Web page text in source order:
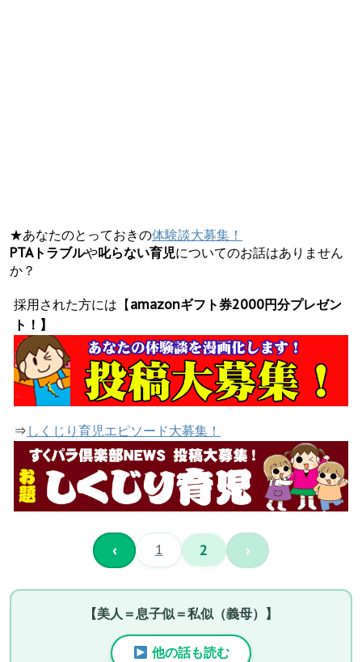
★あなたのとっておきの体験談大募集！
PTAトラブルや叱らない育児についてのお話はありません
か？
採用された方には【amazonギフト券2000円分プレゼン
ト！】
⇒ しくじり育児エピソード大募集！
‹ 1 2 ›
【美人＝息子似＝私似（義母）】
他の話も読む